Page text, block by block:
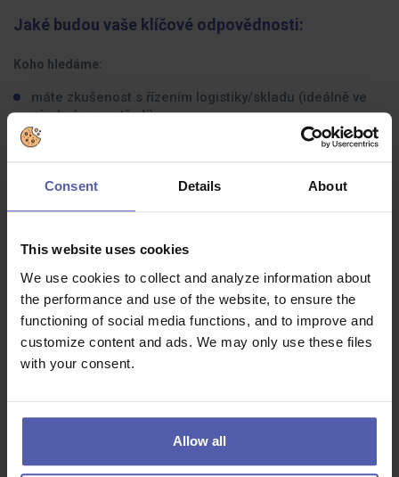
Consent Details About
This website uses cookies
We use cookies to collect and analyze information about
the performance and use of the website, to ensure the
functioning of social media functions, and to improve and
customize content and ads. We may only use these files
with your consent.
Allow all
Jaké budou vaše klíčové odpovědnosti:
Koho hledáme:
máte zkušenost s řízením logistiky/skladu (ideálně ve
výrobním prostředí)
automatizace pro vás není teorie, ale reálná zkušenost
(skladovací systém, robotizace, digitalizace)
zvládnete vést tým a zároveň si udržet respekt i důvěru
jen plnit úkoly
Jaké zkušenosti byste měli mít: